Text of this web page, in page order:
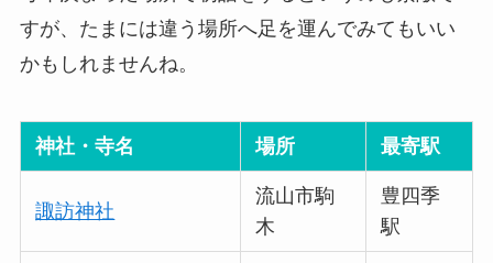
すが、たまには違う場所へ足を運んでみてもいい
かもしれませんね。
神社・寺名 場所 最寄駅
諏訪神社
流山市駒
木
豊四季
駅